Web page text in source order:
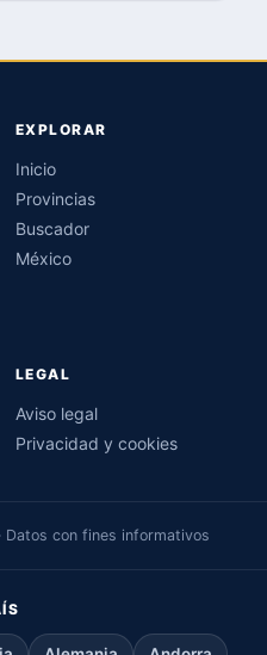
EXPLORAR
Inicio
Provincias
Buscador
México
LEGAL
Aviso legal
Privacidad y cookies
con fines informativos